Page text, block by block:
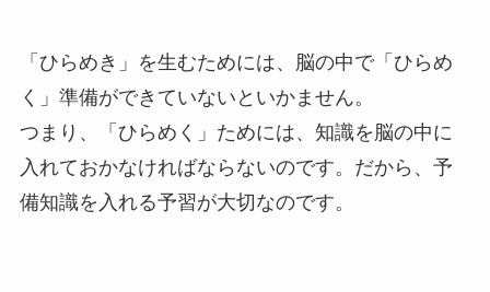
「ひらめき」を生むためには、脳の中で「ひらめ
く」準備ができていないといかません。
つまり、「ひらめく」ためには、知識を脳の中に
入れておかなければならないのです。だから、予
備知識を入れる予習が大切なのです。